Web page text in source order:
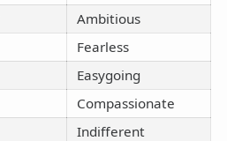
Ambitious
Fearless
Easygoing
Compassionate
Indifferent